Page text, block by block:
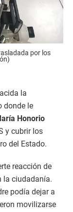
por los
la
donde le
Honorio
y cubrir los
del Estado.
reacción de
la ciudadanía.
podía dejar a
movilizarse